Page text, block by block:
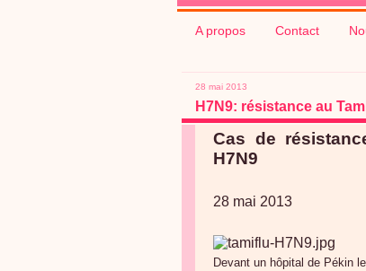
A propos Contact
28 mai 2013
H7N9: résistance au
Cas de
H7N9
28 mai 2013
Devant un hôpital de Pékin